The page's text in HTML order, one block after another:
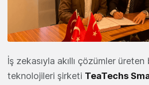
İş zekasıyla akıllı çözümler üreten
teknolojileri şirketi TeaTechs